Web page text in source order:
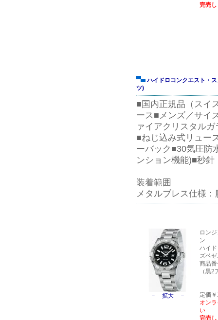
完売
ハイドロコンクエスト・
ツ)
■国内正規品（スイ
ース■メンズ／サイ
ァイアクリスタル
■ねじ込み式リュー
ーバック■30気圧防
ンション機能)■秒
装着範囲
メタルブレス仕様
－ 拡大 －
ロン
ン
ハイ
ズベ
商品
（黒
定価
オン
い
完売